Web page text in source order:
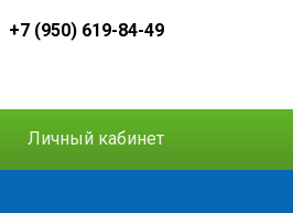
+7 (950) 619-84-49
Личный кабинет